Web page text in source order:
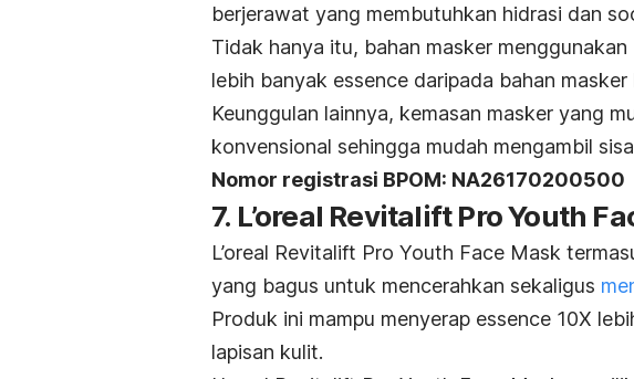
berjerawat yang membutuhkan hidrasi dan
Tidak hanya itu, bahan masker
lebih banyak essence daripada bahan masker
Keunggulan lainnya, kemasan masker yang
konvensional sehingga mudah mengambil sisa
Nomor registrasi BPOM: NA26170200500
7. L’oreal Revitalift Pro Youth
L’oreal Revitalift Pro Youth Face Mask
yang bagus untuk mencerahkan sekaligus
Produk ini mampu menyerap essence 10X
lapisan kulit.